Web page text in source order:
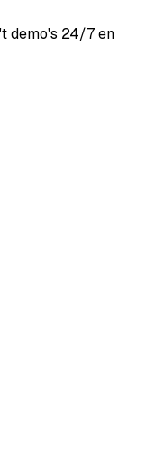
demo's 24/7 en